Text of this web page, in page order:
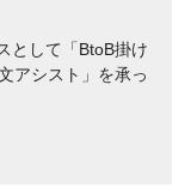
として「BtoB掛け
アシスト」を承っ